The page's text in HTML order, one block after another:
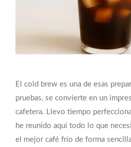
El cold brew es una de esas
pruebas, se convierte en un
cafetera. Llevo tiempo
he reunido aquí todo lo que
el mejor café frío de forma